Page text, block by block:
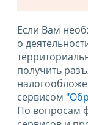
Если Вам
о
получить
сервисом
По вопросам